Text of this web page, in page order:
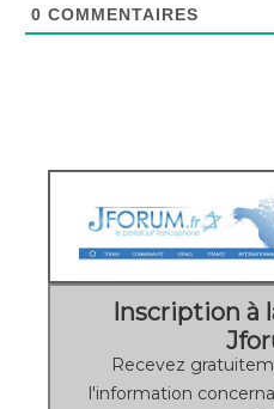
0 COMMENTAIRES
Inscription à
Recevez
l'information